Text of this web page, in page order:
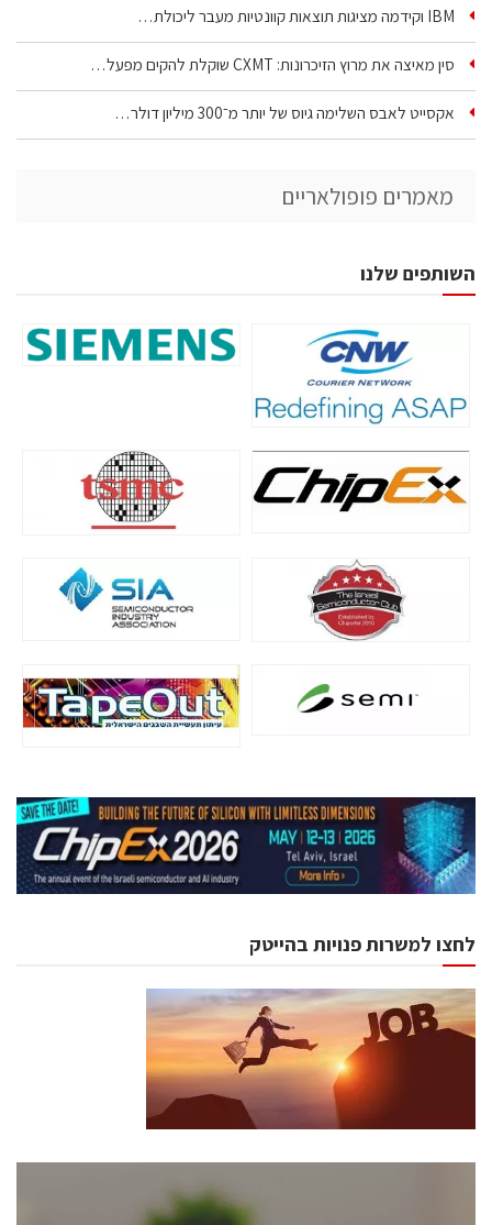
IBM וקידמה מציגות תוצאות קוונטיות מעבר ליכולת…
סין מאיצה את מרוץ הזיכרונות: CXMT שוקלת להקים מפעל…
אקסייט לאבס השלימה גיוס של יותר מ־300 מיליון דולר…
מאמרים פופולאריים
השותפים שלנו
לחצו למשרות פנויות בהייטק